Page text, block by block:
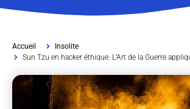
Accueil
Insolite
Sun Tzu en hacker éthique: L’Art de la Guerre